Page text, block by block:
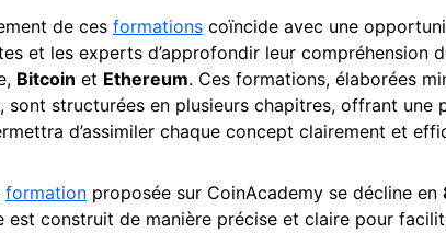
de ces formations coïncide avec une
et les experts d’approfondir leur compréhension
Bitcoin et Ethereum. Ces formations, élaborées
sont structurées en plusieurs chapitres, offrant une
d’assimiler chaque concept clairement et
formation proposée sur CoinAcademy se décline en
est construit de manière précise et claire pour